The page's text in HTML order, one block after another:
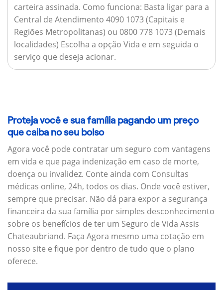
carteira assinada. Como funciona: Basta ligar para a
Central de Atendimento 4090 1073 (Capitais e
Regiões Metropolitanas) ou 0800 778 1073 (Demais
localidades) Escolha a opção Vida e em seguida o
serviço que deseja acionar.
Proteja você e sua família pagando um preço
que caiba no seu bolso
Agora você pode contratar um seguro com vantagens
em vida e que paga indenização em caso de morte,
doença ou invalidez. Conte ainda com Consultas
médicas online, 24h, todos os dias. Onde você estiver,
sempre que precisar. Não dá para expor a segurança
financeira da sua família por simples desconhecimento
sobre os benefícios de ter um Seguro de Vida Assis
Chateaubriand. Faça Agora mesmo uma cotação em
nosso site e fique por dentro de tudo que o plano
oferece.